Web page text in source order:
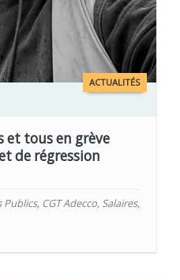
ACTUALITÉS
et tous en grève
de régression
Publics, CGT Adecco, Salaires,